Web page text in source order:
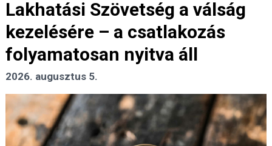
Lakhatási Szövetség a válság
kezelésére – a csatlakozás
folyamatosan nyitva áll
2026. augusztus 5.